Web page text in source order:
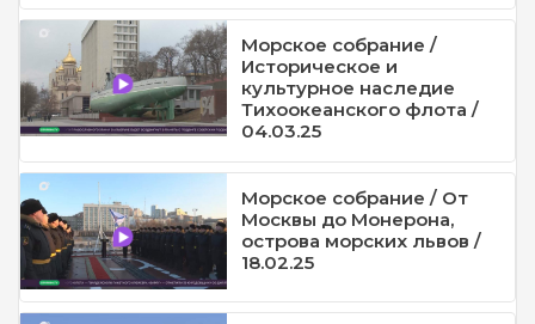
Морское собрание /
Историческое и
культурное наследие
Тихоокеанского флота /
04.03.25
Морское собрание / От
Москвы до Монерона,
острова морских львов /
18.02.25